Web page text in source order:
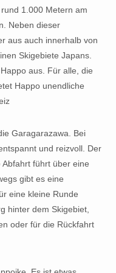
1.000 Metern am
Neben dieser
aus auch innerhalb von
Skigebiete Japans.
aus. Für alle, die
Happo unendliche
Garagarazawa. Bei
und reizvoll. Der
führt über eine
gibt es eine
eine kleine Runde
hinter dem Skigebiet,
oder für die Rückfahrt